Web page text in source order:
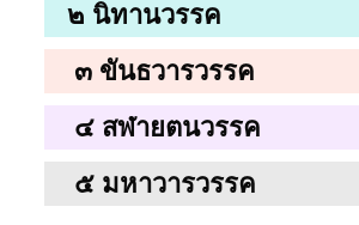
๒ นิทานวรรค
๓ ขันธวารวรรค
๔ สฬายตนวรรค
๕ มหาวารวรรค